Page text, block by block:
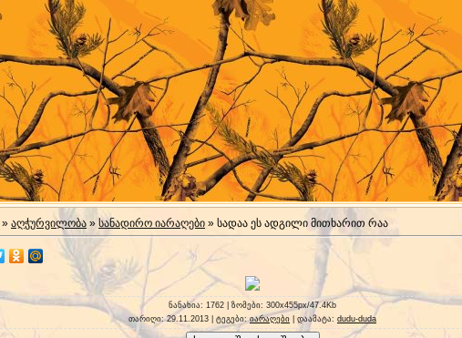
» აღჭურვილობა » სანადირო იარაღები » სადაა ეს ადგილი მითხარით რაა
ნანახია: 1762 | ზომები: 300x455px/47.4Kb
თარიღი: 29.11.2013 | ტეგები:იარაღები დაამატა: dudu-duda